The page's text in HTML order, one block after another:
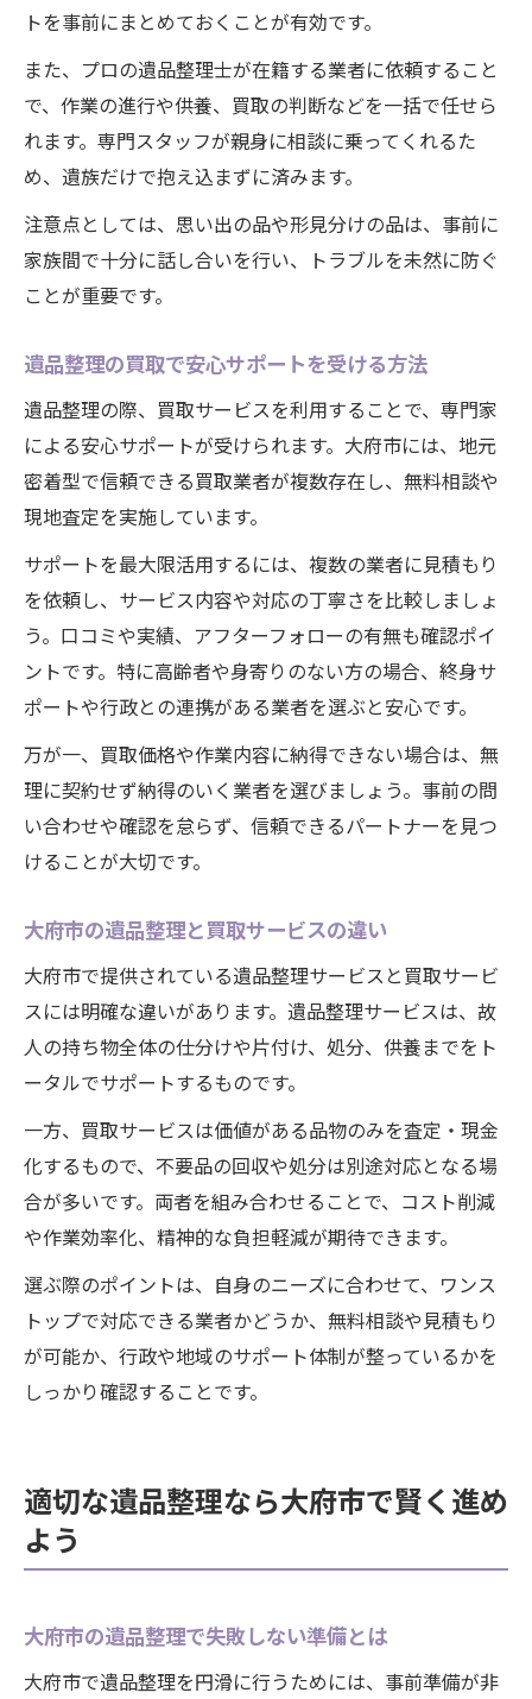
トを事前にまとめておくことが有効です。
また、プロの遺品整理士が在籍する業者に依頼すること
で、作業の進行や供養、買取の判断などを一括で任せら
れます。専門スタッフが親身に相談に乗ってくれるた
め、遺族だけで抱え込まずに済みます。
注意点としては、思い出の品や形見分けの品は、事前に
家族間で十分に話し合いを行い、トラブルを未然に防ぐ
ことが重要です。
遺品整理の買取で安心サポートを受ける方法
遺品整理の際、買取サービスを利用することで、専門家
による安心サポートが受けられます。大府市には、地元
密着型で信頼できる買取業者が複数存在し、無料相談や
現地査定を実施しています。
サポートを最大限活用するには、複数の業者に見積もり
を依頼し、サービス内容や対応の丁寧さを比較しましょ
う。口コミや実績、アフターフォローの有無も確認ポイ
ントです。特に高齢者や身寄りのない方の場合、終身サ
ポートや行政との連携がある業者を選ぶと安心です。
万が一、買取価格や作業内容に納得できない場合は、無
理に契約せず納得のいく業者を選びましょう。事前の問
い合わせや確認を怠らず、信頼できるパートナーを見つ
けることが大切です。
大府市の遺品整理と買取サービスの違い
大府市で提供されている遺品整理サービスと買取サービ
スには明確な違いがあります。遺品整理サービスは、故
人の持ち物全体の仕分けや片付け、処分、供養までをト
ータルでサポートするものです。
一方、買取サービスは価値がある品物のみを査定・現金
化するもので、不要品の回収や処分は別途対応となる場
合が多いです。両者を組み合わせることで、コスト削減
や作業効率化、精神的な負担軽減が期待できます。
選ぶ際のポイントは、自身のニーズに合わせて、ワンス
トップで対応できる業者かどうか、無料相談や見積もり
が可能か、行政や地域のサポート体制が整っているかを
しっかり確認することです。
適切な遺品整理なら大府市で賢く進め
よう
大府市の遺品整理で失敗しない準備とは
大府市で遺品整理を円滑に行うためには、事前準備が非